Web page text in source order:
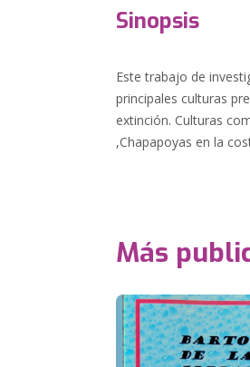
Sinopsis
Este trabajo de
principales culturas
extinción. Culturas
,Chapapoyas en la
Más